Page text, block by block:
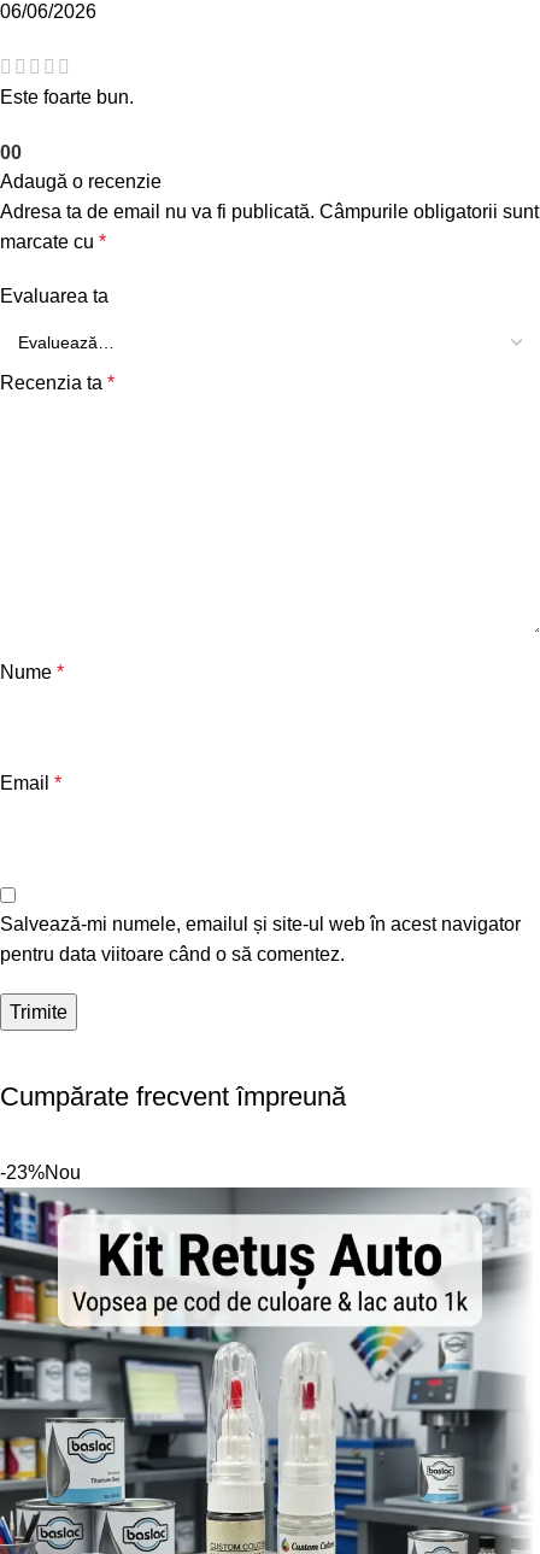
06/06/2026
Este foarte bun.
00
Adaugă o recenzie
Adresa ta de email nu va fi publicată. Câmpurile obligatorii sunt
marcate cu *
Evaluarea ta
Recenzia ta *
Nume *
Email *
Salvează-mi numele, emailul și site-ul web în acest navigator
pentru data viitoare când o să comentez.
Cumpărate frecvent împreună
-23%Nou